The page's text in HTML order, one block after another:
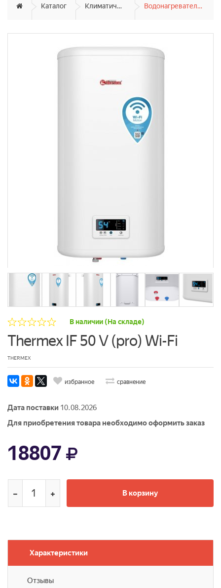
Каталог Климатическая техника Водонагреватели накопительные
В наличии (На складе)
Thermex IF 50 V (pro) Wi-Fi
THERMEX
избранное сравнение
Дата поставки 10.08.2026
Для приобретения товара необходимо оформить заказ
18807
В корзину
Характеристики
Отзывы